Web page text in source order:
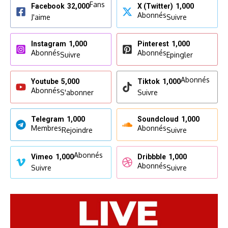
Facebook 32,000Fans
J'aime
X (Twitter) 1,000
AbonnésSuivre
Instagram 1,000
AbonnésSuivre
Pinterest 1,000
AbonnésEpingler
Youtube 5,000
AbonnésS'abonner
Tiktok 1,000Abonnés
Suivre
Telegram 1,000
MembresRejoindre
Soundcloud 1,000
AbonnésSuivre
Vimeo 1,000Abonnés
Suivre
Dribbble 1,000
AbonnésSuivre